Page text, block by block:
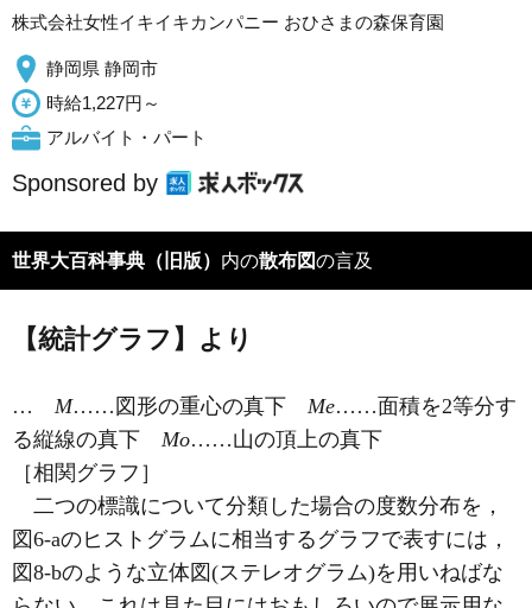
株式会社女性イキイキカンパニー おひさまの森保育園
静岡県 静岡市
時給1,227円～
アルバイト・パート
Sponsored by
世界大百科事典（旧版） 内の散布図の言及
【統計グラフ】より
… M……図形の重心の真下 Me……面積を2等分す
る縦線の真下 Mo……山の頂上の真下
［相関グラフ］
二つの標識について分類した場合の度数分布を，
図6-aのヒストグラムに相当するグラフで表すには，
図8-bのような立体図(ステレオグラム)を用いねばな